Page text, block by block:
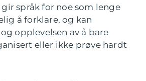
språk for noe som lenge
å forklare, og kan
opplevelsen av å bare
eller ikke prøve hardt